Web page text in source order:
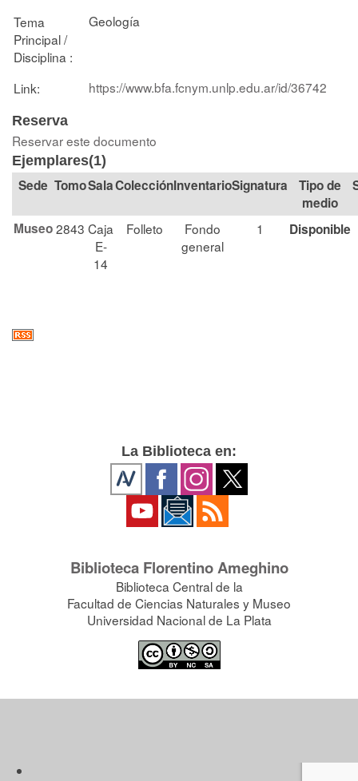
Tema
Principal /
Disciplina :
Geología
Link: https://www.bfa.fcnym.unlp.edu.ar/id/36742
Reserva
Reservar este documento
Ejemplares(1)
TomoSalaColección Signatura
Tipo de
medio
Museo2843 Caja
E-
14
Folleto
Fondo
general
1 Disponible
La Biblioteca en:
Biblioteca Florentino Ameghino
Biblioteca Central de la
Facultad de Ciencias Naturales y Museo
Universidad Nacional de La Plata